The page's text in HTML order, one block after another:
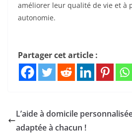
améliorer leur qualité de vie et à
autonomie.
Partager cet article :
L’aide à domicile
adaptée à chacun !